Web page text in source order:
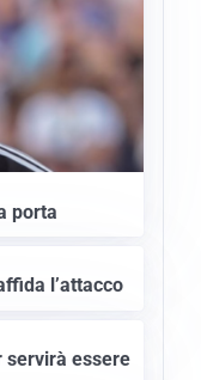
porta
l’attacco
servirà essere